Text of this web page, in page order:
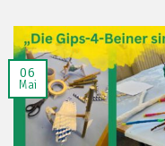
06
Mai